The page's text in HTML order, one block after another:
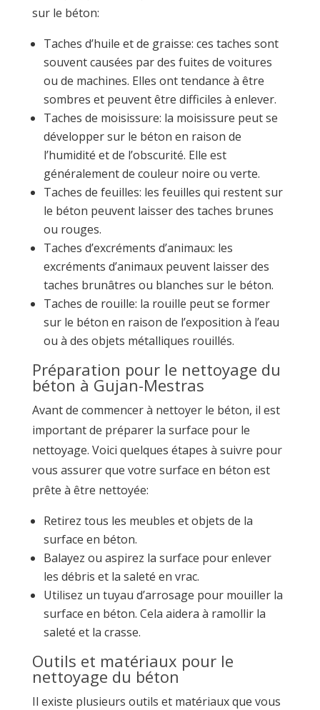
sur le béton:
Taches d’huile et de graisse: ces taches sont
souvent causées par des fuites de voitures
ou de machines. Elles ont tendance à être
sombres et peuvent être difficiles à enlever.
Taches de moisissure: la moisissure peut se
développer sur le béton en raison de
l’humidité et de l’obscurité. Elle est
généralement de couleur noire ou verte.
Taches de feuilles: les feuilles qui restent sur
le béton peuvent laisser des taches brunes
ou rouges.
Taches d’excréments d’animaux: les
excréments d’animaux peuvent laisser des
taches brunâtres ou blanches sur le béton.
Taches de rouille: la rouille peut se former
sur le béton en raison de l’exposition à l’eau
ou à des objets métalliques rouillés.
Préparation pour le nettoyage du
béton à Gujan-Mestras
Avant de commencer à nettoyer le béton, il est
important de préparer la surface pour le
nettoyage. Voici quelques étapes à suivre pour
vous assurer que votre surface en béton est
prête à être nettoyée:
Retirez tous les meubles et objets de la
surface en béton.
Balayez ou aspirez la surface pour enlever
les débris et la saleté en vrac.
Utilisez un tuyau d’arrosage pour mouiller la
surface en béton. Cela aidera à ramollir la
saleté et la crasse.
Outils et matériaux pour le
nettoyage du béton
Il existe plusieurs outils et matériaux que vous